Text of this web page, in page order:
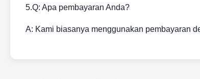
5.Q: Apa pembayaran Anda?
A: Kami biasanya menggunakan pembayaran